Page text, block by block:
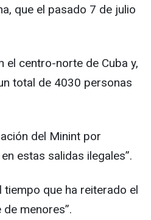
que el pasado 7 de julio
el centro-norte de Cuba y,
total de 4030 personas
del Minint por
estas salidas ilegales”.
tiempo que ha reiterado el
menores”.